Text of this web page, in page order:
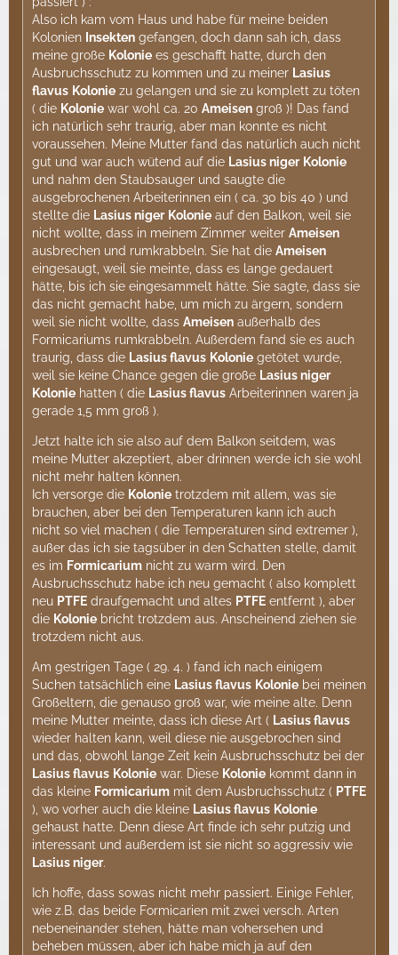
Also ich kam vom Haus und habe für meine beiden
Kolonien Insekten gefangen, doch dann sah ich, dass
meine große Kolonie es geschafft hatte, durch den
Ausbruchsschutz zu kommen und zu meiner Lasius
flavus Kolonie zu gelangen und sie zu komplett zu töten
( die Kolonie war wohl ca. 20 Ameisen groß )! Das fand
ich natürlich sehr traurig, aber man konnte es nicht
voraussehen. Meine Mutter fand das natürlich auch nicht
gut und war auch wütend auf die Lasius niger Kolonie
und nahm den Staubsauger und saugte die
ausgebrochenen Arbeiterinnen ein ( ca. 30 bis 40 ) und
stellte die Lasius niger Kolonie auf den Balkon, weil sie
nicht wollte, dass in meinem Zimmer weiter Ameisen
ausbrechen und rumkrabbeln. Sie hat die Ameisen
eingesaugt, weil sie meinte, dass es lange gedauert
hätte, bis ich sie eingesammelt hätte. Sie sagte, dass sie
das nicht gemacht habe, um mich zu ärgern, sondern
weil sie nicht wollte, dass Ameisen außerhalb des
Formicariums rumkrabbeln. Außerdem fand sie es auch
traurig, dass die Lasius flavus Kolonie getötet wurde,
weil sie keine Chance gegen die große Lasius niger
Kolonie hatten ( die Lasius flavus Arbeiterinnen waren ja
gerade 1,5 mm groß ).
Jetzt halte ich sie also auf dem Balkon seitdem, was
meine Mutter akzeptiert, aber drinnen werde ich sie wohl
nicht mehr halten können.
Ich versorge die Kolonie trotzdem mit allem, was sie
brauchen, aber bei den Temperaturen kann ich auch
nicht so viel machen ( die Temperaturen sind extremer ),
außer das ich sie tagsüber in den Schatten stelle, damit
es im Formicarium nicht zu warm wird. Den
Ausbruchsschutz habe ich neu gemacht ( also komplett
neu PTFE draufgemacht und altes PTFE entfernt ), aber
die Kolonie bricht trotzdem aus. Anscheinend ziehen sie
trotzdem nicht aus.
Am gestrigen Tage ( 29. 4. ) fand ich nach einigem
Suchen tatsächlich eine Lasius flavus Kolonie bei meinen
Großeltern, die genauso groß war, wie meine alte. Denn
meine Mutter meinte, dass ich diese Art ( Lasius flavus
wieder halten kann, weil diese nie ausgebrochen sind
und das, obwohl lange Zeit kein Ausbruchsschutz bei der
Lasius flavus Kolonie war. Diese Kolonie kommt dann in
das kleine Formicarium mit dem Ausbruchsschutz ( PTFE
), wo vorher auch die kleine Lasius flavus Kolonie
gehaust hatte. Denn diese Art finde ich sehr putzig und
interessant und außerdem ist sie nicht so aggressiv wie
Lasius niger.
Ich hoffe, dass sowas nicht mehr passiert. Einige Fehler,
wie z.B. das beide Formicarien mit zwei versch. Arten
nebeneinander stehen, hätte man vohersehen und
beheben müssen, aber ich habe mich ja auf den